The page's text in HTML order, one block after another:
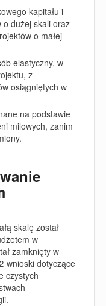
kapitału i
o dużej skali oraz
o małej
elastyczny, w
z
osiągniętych w
na podstawie
milowych, zanim
skalę został
w
zamknięty w
wnioski dotyczące
czystych